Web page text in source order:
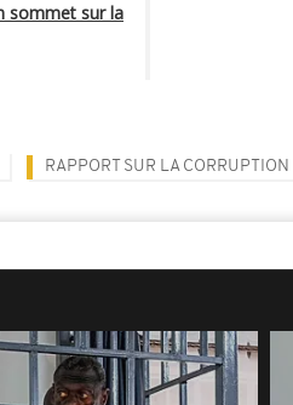
sommet sur la
RAPPORT SUR LA CORRUPTION